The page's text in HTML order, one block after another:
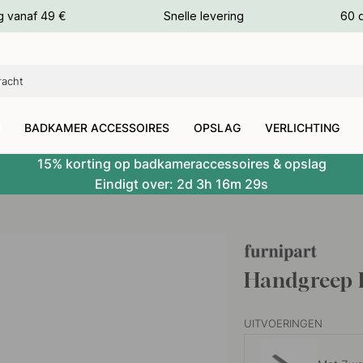
vanaf 49 € Snelle levering 60
BADKAMER ACCESSOIRES OPSLAG VERLICHTING
15% korting op badkameraccessoires & opslag
Eindigt over: 2d 3h 16m 28s
Handgreep
UITVOERINGEN